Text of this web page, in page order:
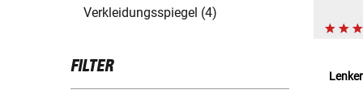
Verkleidungsspiegel (4)
FILTER